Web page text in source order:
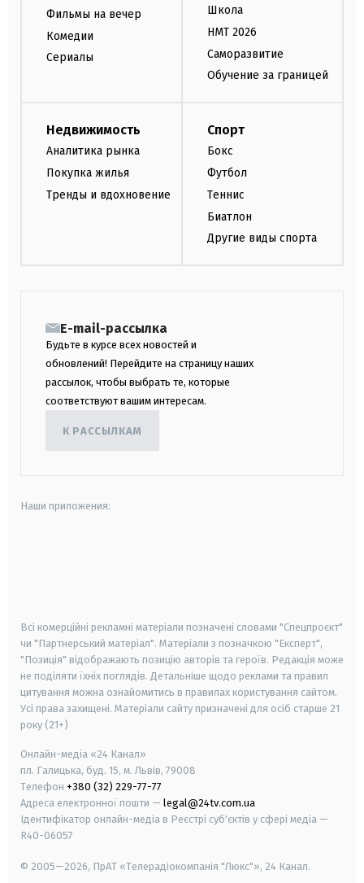
Фильмы на вечер
Комедии
Сериалы
Школа
НМТ 2026
Саморазвитие
Обучение за границей
Недвижимость
Аналитика рынка
Покупка жилья
Тренды и вдохновение
Спорт
Бокс
Футбол
Теннис
Биатлон
Другие виды спорта
E-mail-рассылка
Будьте в курсе всех новостей и
обновлений! Перейдите на страницу наших
рассылок, чтобы выбрать те, которые
соответствуют вашим интересам.
К РАССЫЛКАМ
Наши приложения:
Всі комерційні рекламні матеріали позначені словами "Спецпроєкт"
чи "Партнерський матеріал". Матеріали з позначкою "Експерт",
"Позиція" відображають позицію авторів та героїв. Редакція може
не поділяти їхніх поглядів. Детальніше щодо реклами та правил
цитування можна ознайомитись в правилах користування сайтом.
Усі права захищені. Матеріали сайту призначені для осіб старше 21
року (21+)
Онлайн-медіа «24 Канал»
пл. Галицька, буд. 15, м. Львів, 79008
Телефон +380 (32) 229-77-77
Адреса електронної пошти — legal@24tv.com.ua
Ідентифікатор онлайн-медіа в Реєстрі суб'єктів у сфері медіа —
R40-06057
© 2005—2026, ПрАТ «Телерадіокомпанія "Люкс"», 24 Канал.